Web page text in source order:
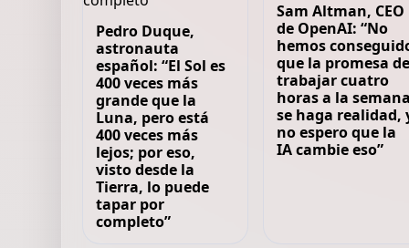
Pedro Duque,
astronauta
español: “El Sol es
400 veces más
grande que la
Luna, pero está
400 veces más
lejos; por eso,
visto desde la
Tierra, lo puede
tapar por
completo”
Sam Altman, CEO
de OpenAI: “No
hemos
que la promesa de
trabajar cuatro
horas a la semana
se haga realidad,
no espero que la
IA cambie eso”